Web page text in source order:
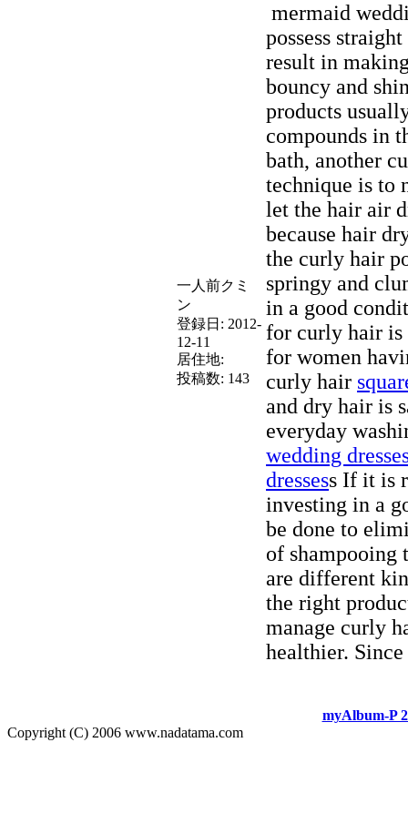
一人前クミ
ン
登録日: 2012-
12-11
居住地:
投稿数: 143
mermaid
possess
result in
bouncy and
products
compounds in
bath, another
technique is to
let the hair air
because hair
the curly hair
springy and
in a good
for curly hair is
for women
curly hair
and dry hair is
everyday
wedding
dressess If it is
investing in a
be done to
of shampooing
are different
the right
manage curly
healthier.
myAlbum-P
Copyright (C) 2006 www.nadatama.com